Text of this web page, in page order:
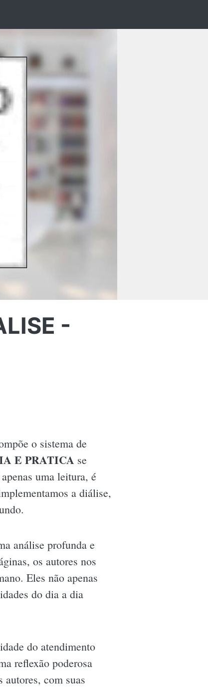
-
o sistema de
E PRATICA se
uma leitura, é
a diálise,
análise profunda e
os autores nos
Eles não apenas
do dia a dia
do atendimento
reflexão poderosa
autores, com suas